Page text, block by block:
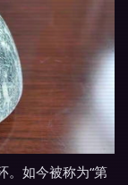
。如今被称为“第